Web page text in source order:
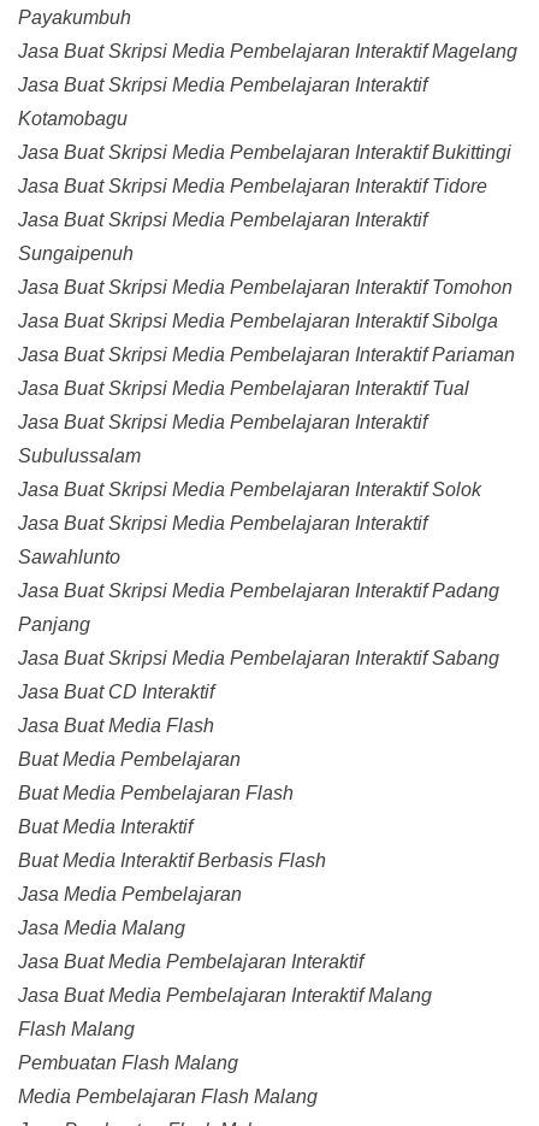
Payakumbuh
Jasa Buat Skripsi Media Pembelajaran Interaktif Magelang
Jasa Buat Skripsi Media Pembelajaran Interaktif
Kotamobagu
Jasa Buat Skripsi Media Pembelajaran Interaktif Bukittingi
Jasa Buat Skripsi Media Pembelajaran Interaktif Tidore
Jasa Buat Skripsi Media Pembelajaran Interaktif
Sungaipenuh
Jasa Buat Skripsi Media Pembelajaran Interaktif Tomohon
Jasa Buat Skripsi Media Pembelajaran Interaktif Sibolga
Jasa Buat Skripsi Media Pembelajaran Interaktif Pariaman
Jasa Buat Skripsi Media Pembelajaran Interaktif Tual
Jasa Buat Skripsi Media Pembelajaran Interaktif
Subulussalam
Jasa Buat Skripsi Media Pembelajaran Interaktif Solok
Jasa Buat Skripsi Media Pembelajaran Interaktif
Sawahlunto
Jasa Buat Skripsi Media Pembelajaran Interaktif Padang
Panjang
Jasa Buat Skripsi Media Pembelajaran Interaktif Sabang
Jasa Buat CD Interaktif
Jasa Buat Media Flash
Buat Media Pembelajaran
Buat Media Pembelajaran Flash
Buat Media Interaktif
Buat Media Interaktif Berbasis Flash
Jasa Media Pembelajaran
Jasa Media Malang
Jasa Buat Media Pembelajaran Interaktif
Jasa Buat Media Pembelajaran Interaktif Malang
Flash Malang
Pembuatan Flash Malang
Media Pembelajaran Flash Malang